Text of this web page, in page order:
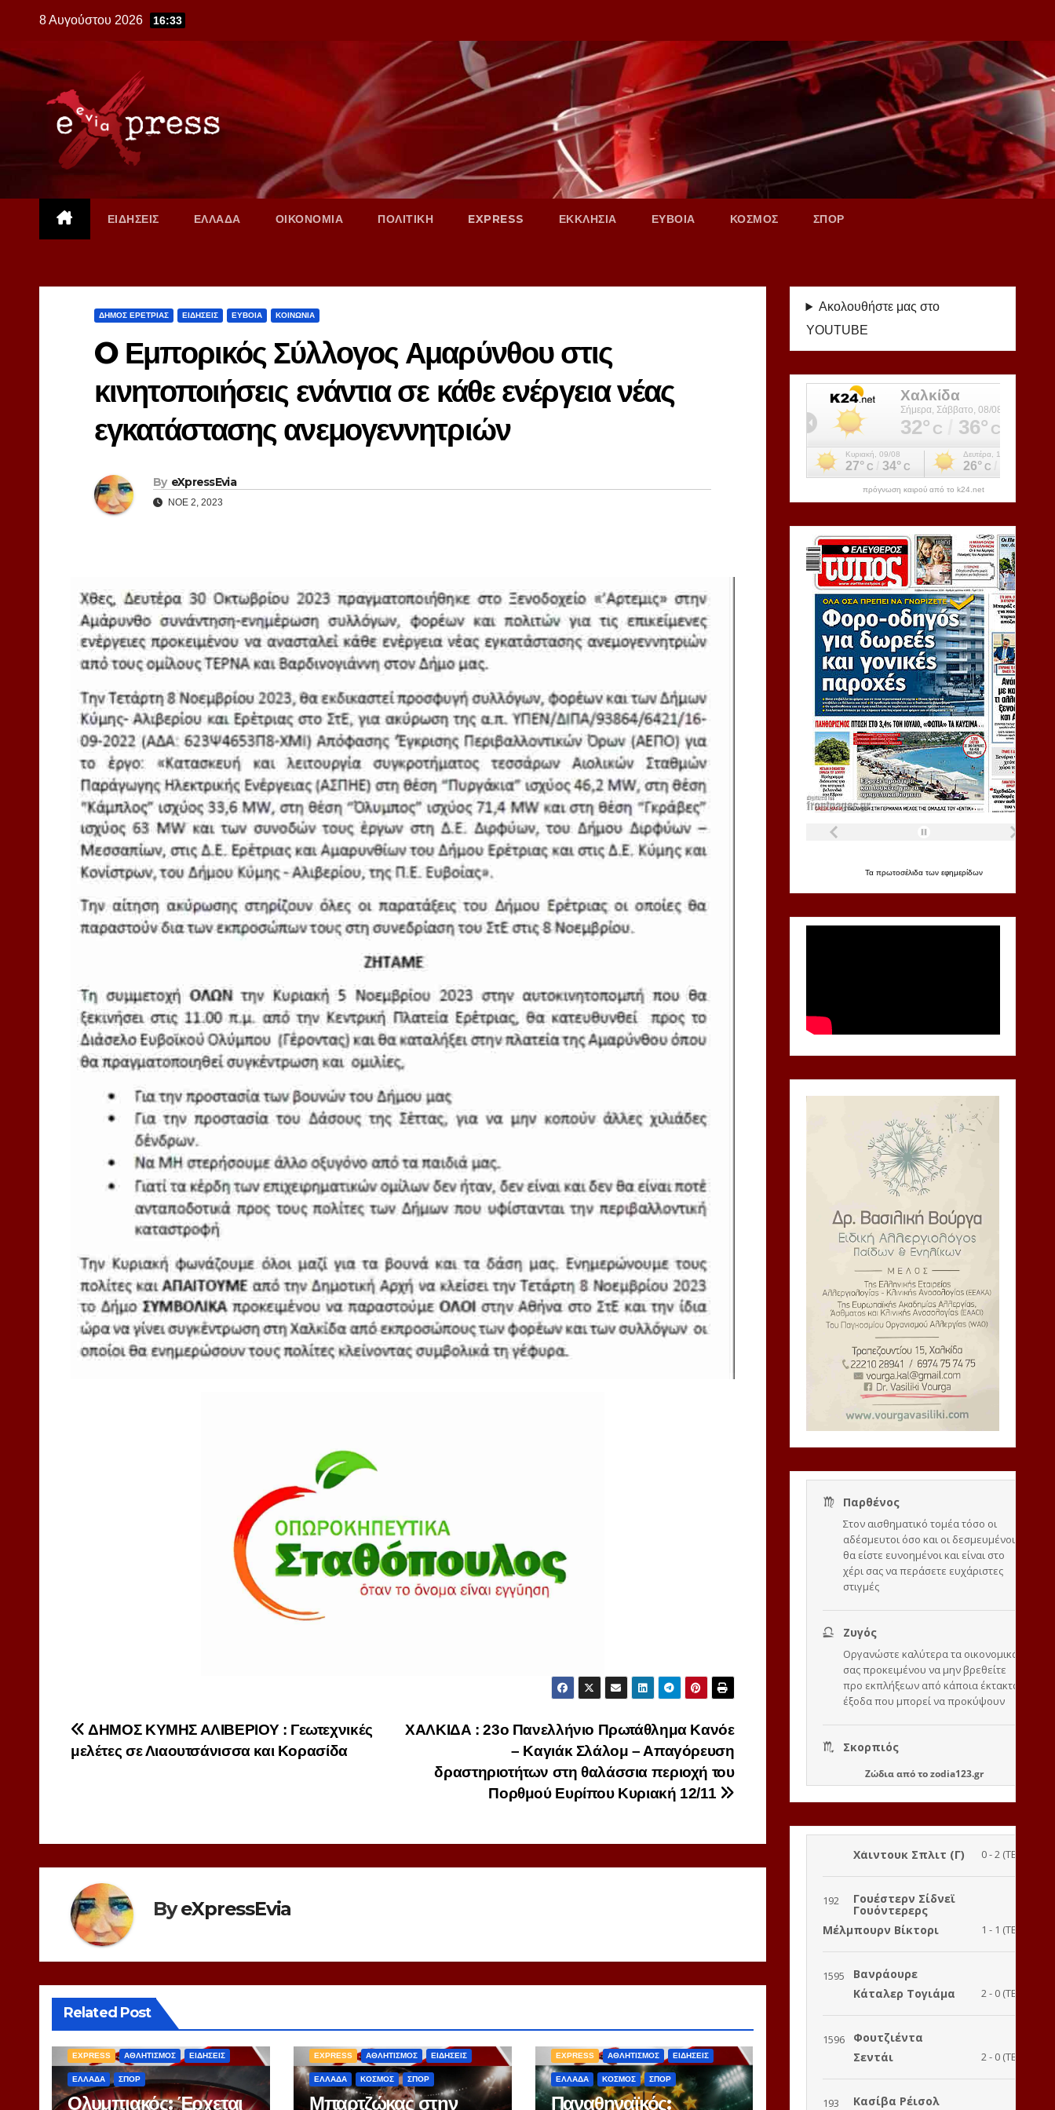
content
8 Αυγούστου 2026 16:33
ΕΙΔΗΣΕΙΣ ΕΛΛΑΔΑ ΟΙΚΟΝΟΜΙΑ ΠΟΛΙΤΙΚΗ EXPRESS ΕΚΚΛΗΣΙΑ ΕΥΒΟΙΑ ΚΟΣΜΟΣ ΣΠΟΡ
ΔΗΜΟΣ ΕΡΕΤΡΙΑΣ ΕΙΔΗΣΕΙΣ ΕΥΒΟΙΑ ΚΟΙΝΩΝΙΑ
O Εμπορικός Σύλλογος Αμαρύνθου στις
κινητοποιήσεις ενάντια σε κάθε ενέργεια νέας
εγκατάστασης ανεμογεννητριών
By eXpressEvia
ΝΟΈ 2, 2023
Πλοήγηση
άρθρων
ΧΑΛΚΙΔΑ : 23ο Πανελλήνιο Πρωτάθλημα Κανόε
– Καγιάκ Σλάλομ – Απαγόρευση
δραστηριοτήτων στη θαλάσσια περιοχή του
Πορθμού Ευρίπου Κυριακή 12/11
ΔΗΜΟΣ ΚΥΜΗΣ ΑΛΙΒΕΡΙΟΥ : Γεωτεχνικές
μελέτες σε Λιαουτσάνισσα και Κορασίδα
ByeXpressEvia
Related Post
EXPRESS ΑΘΛΗΤΙΣΜΟΣ ΕΙΔΗΣΕΙΣ
ΕΛΛΑΔΑ ΣΠΟΡ
Ολυμπιακός: Έρχεται
EXPRESS ΑΘΛΗΤΙΣΜΟΣ ΕΙΔΗΣΕΙΣ
ΕΛΛΑΔΑ ΚΟΣΜΟΣ ΣΠΟΡ
Μπαρτζώκας στην
EXPRESS ΑΘΛΗΤΙΣΜΟΣ ΕΙΔΗΣΕΙΣ
ΕΛΛΑΔΑ ΚΟΣΜΟΣ ΣΠΟΡ
Παναθηναϊκός:
Ακολουθήστε μας στο
YOUTUBE
πρόγνωση καιρού από το k24.net
Τα πρωτοσέλιδα των εφημερίδων
Ζώδιααπό τοzodia123.gr